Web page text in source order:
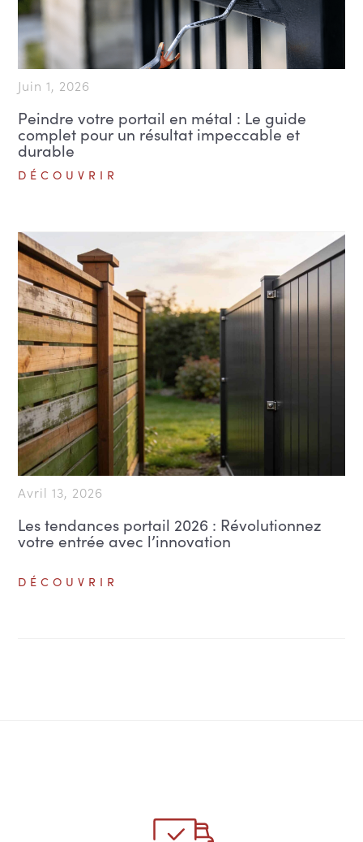
Juin 1, 2026
Peindre votre portail en métal : Le guide
complet pour un résultat impeccable et
durable
DÉCOUVRIR
Avril 13, 2026
Les tendances portail 2026 : Révolutionnez
votre entrée avec l’innovation
DÉCOUVRIR